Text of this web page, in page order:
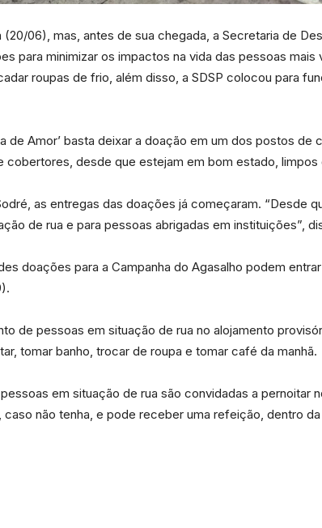
Região
06), mas, antes de sua chegada, a Secretaria de
para minimizar os impactos na vida das pessoas mais
roupas de frio, além disso, a SDSP colocou para
de Amor’ basta deixar a doação em um dos postos
desde que estejam em bom estado, limpos
as entregas das doações já começaram. “Desde
de rua e para pessoas abrigadas em instituições”,
doações para a Campanha do Agasalho podem
de pessoas em situação de rua no alojamento
tomar banho, trocar de roupa e tomar café da manhã.
em situação de rua são convidadas a pernoitar
não tenha, e pode receber uma refeição, dentro